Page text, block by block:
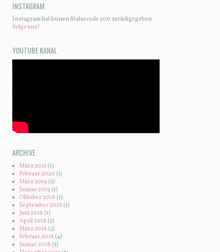
INSTAGRAM
Instagram hat keinen Statuscode 200 zurückgegeben.
Folge uns!
YOUTUBE KANAL
ARCHIVE
März 2021(1)
Februar 2020 (1)
März 2019 (2)
Januar 2019 (1)
Oktober 2018 (1)
September 2018 (1)
Juni 2018 (1)
April 2018 (2)
März 2018 (2)
Februar 2018(4)
Januar 2018 (5)